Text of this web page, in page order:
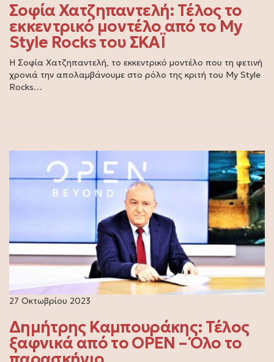
Σοφία Χατζηπαντελή: Τέλος το
εκκεντρικό μοντέλο από το My
Style Rocks του ΣΚΑΪ
Η Σοφία Χατζηπαντελή, το εκκεντρικό μοντέλο που τη φετινή
χρονιά την απολαμβάνουμε στο ρόλο της κριτή του My Style
Rocks…
27 Οκτωβρίου 2023
Δημήτρης Καμπουράκης: Τέλος
ξαφνικά από το OPEN – Όλο το